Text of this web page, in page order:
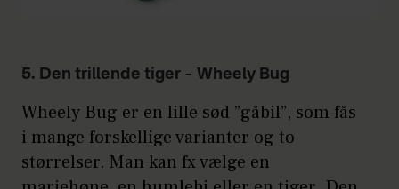
5. Den trillende tiger – Wheely Bug
Wheely Bug er en lille sød ”gåbil”, som fås
i mange forskellige varianter og to
størrelser. Man kan fx vælge en